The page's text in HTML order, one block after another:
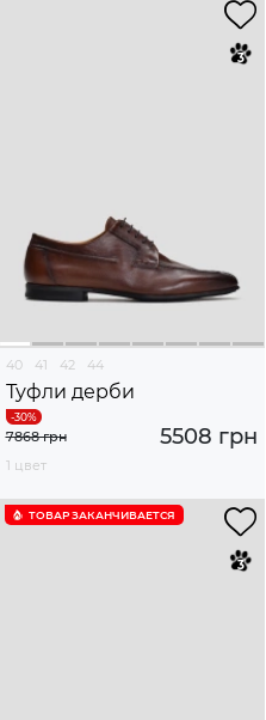
40 41 42 44
Туфли дерби
5508 грн
7868 грн
1 цвет
ТОВАР ЗАКАНЧИВАЕТСЯ